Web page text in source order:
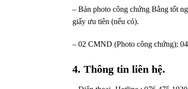
– Bản photo công chứng Bằng tốt
giấy ưu tiên (nếu có).
– 02 CMND (Photo công chứng);
4. Thông tin liên hệ.